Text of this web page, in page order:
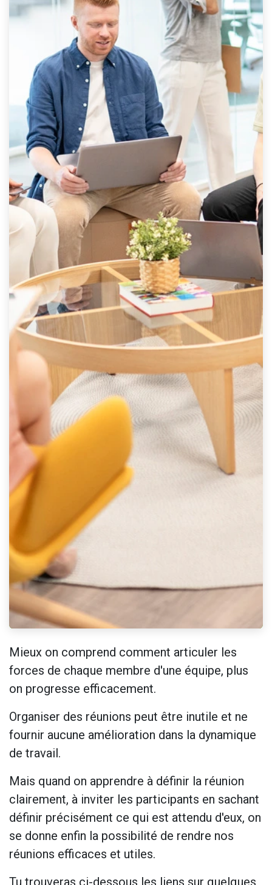
Mieux on comprend comment articuler les
forces de chaque membre d'une équipe, plus
on progresse efficacement.
Organiser des réunions peut être inutile et ne
fournir aucune amélioration dans la dynamique
de travail.
Mais quand on apprendre à définir la réunion
clairement, à inviter les participants en sachant
définir précisément ce qui est attendu d'eux, on
se donne enfin la possibilité de rendre nos
réunions efficaces et utiles.